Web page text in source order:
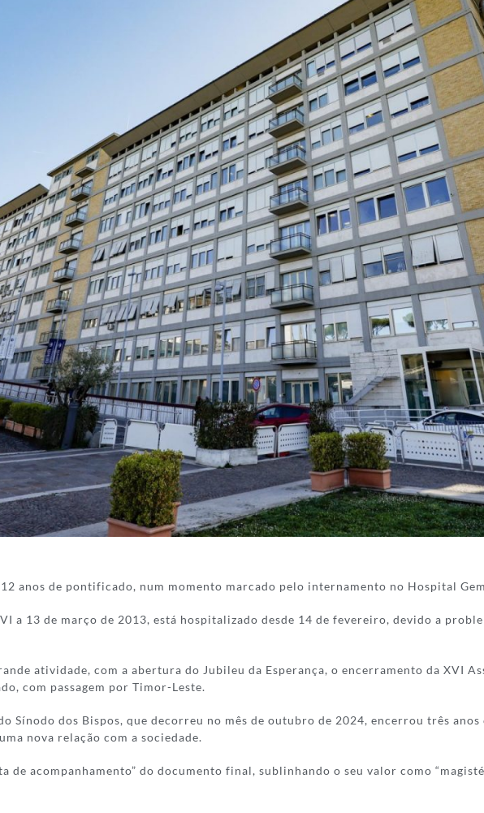
anos de pontificado, num momento marcado pelo internamento no Hospital
a 13 de março de 2013, está hospitalizado desde 14 de fevereiro, devido a
atividade, com a abertura do Jubileu da Esperança, o encerramento da XVI
com passagem por Timor-Leste.
Sínodo dos Bispos, que decorreu no mês de outubro de 2024, encerrou três
nova relação com a sociedade.
de acompanhamento” do documento final, sublinhando o seu valor como